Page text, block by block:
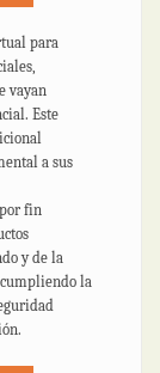
para
vayan
Este
a sus
fin
y de la
la